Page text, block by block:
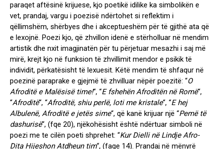
paraqet aftësinë krijuese, kjo poetikë idilike ka simbolikën e
vet, prandaj, vargu i poezisë ndërtohet si reflektim i
qëllimshëm, shërbyes dhe i akceptueshëm për të gjithë ata që
e lexojnë. Poezi kjo, që zhvillon idenë e stërholluar në mendim
artistik dhe nxit imagjinatën për tu përjetuar mesazhi i saj më
mirë, krejt kjo në funksion të zhvillimit mendor e psikik të
individit, përkatësisht të lexuesit. Këtë mendim të shfaqur në
poezinë paraprake e gjejmë të zhvilluar nëpër poezitë: “O
Afroditë e Malësisë time!“, “E fshehën Afroditën në Romë“,
“Afroditë“, “Afroditë, shiu perlë, loti me kristale“, “E hej
Albulenë, Afroditë e jetës sime“, që kanë krijuar një “Pemë të
dashurisë“, (fqe 20), njëkohësisht është ndërtuar simboli në
poezi me te cilën poeti shprehet: “Kur Dielli në Lindje Afro-
Dita Hijeshon Atdheun tim“, (faqe 14). Prandaj në mënyrë